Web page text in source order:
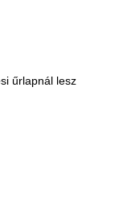
űrlapnál lesz